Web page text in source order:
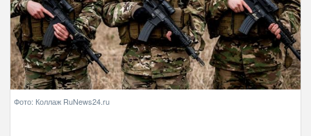
Фото: Коллаж RuNews24.ru